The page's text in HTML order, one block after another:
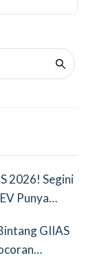
2026! Segini
Punya
GIIAS